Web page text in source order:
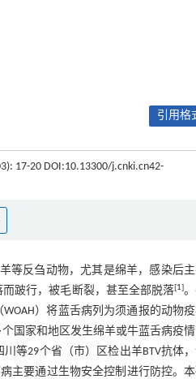
引用格
17-20 DOI:10.13300/j.cnki.cn42-
等反刍动物，尤其是绵羊，感染后
跛行，被毛断裂，甚至全部脱落[1]
）将蓝舌病列为须通报的动物疫
国家和地区发生绵羊或牛蓝舌病疫
等29个省（市）区检出羊BTV抗体
主要通过生物安全控制进行防控。